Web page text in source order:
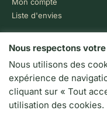
Liste d'envies
PAIEMENT 100%
VISA MC CB
LIVRAISON RAPIDE
Colissimo · Chronopost
Nous respectons
Nous utilisons des
expérience de
cliquant sur « Tout
utilisation des cookies.